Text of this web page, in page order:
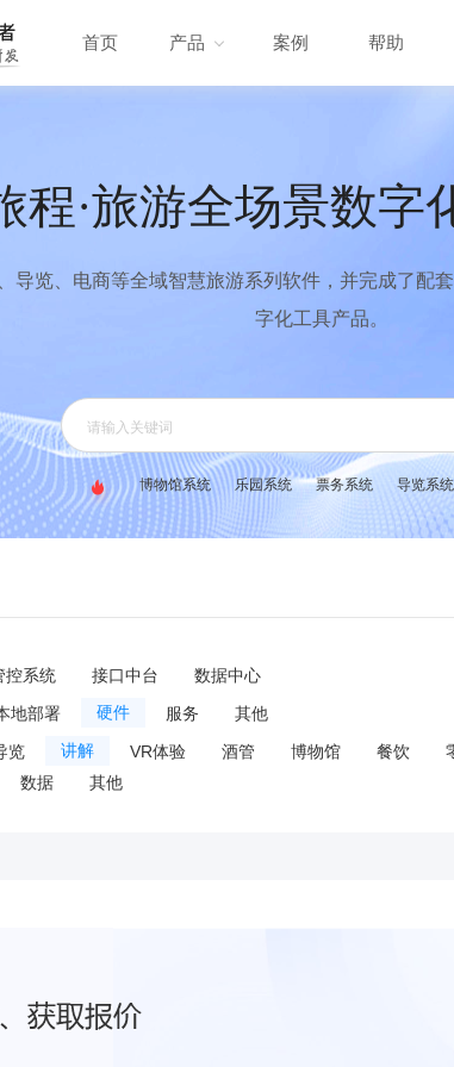
首页 产品 案例 帮助
程·旅游全场景数字
览、电商等全域智慧旅游系列软件，并完成了配
字化工具产品。
博物馆系统 乐园系统 票务系统 导览系统
控系统 接口中台 数据中心
地部署 硬件 服务 其他
览 讲解 VR体验 酒管 博物馆 餐饮
数据 其他